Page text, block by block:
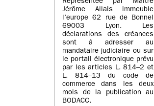
Représentée par Maître
Jérôme Allais immeuble
l’europe 62 rue de Bonnel
69003 Lyon. Les
déclarations des créances
sont à adresser au
mandataire judiciaire ou sur
le portail électronique prévu
par les articles L. 814–2 et
L. 814–13 du code de
commerce dans les deux
mois de la publication au
BODACC.